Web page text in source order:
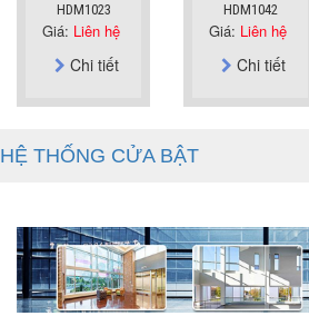
HDM1023
Giá: Liên hệ
Chi tiết
HDM1042
Giá: Liên hệ
Chi tiết
HỆ THỐNG CỬA BẬT